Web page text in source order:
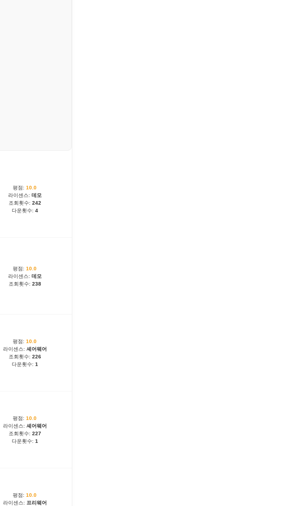
평점:10.0
라이센스: 데모
조회횟수: 242
다운횟수: 4
평점:10.0
라이센스: 데모
조회횟수: 238
평점:10.0
라이센스: 셰어웨어
조회횟수: 226
다운횟수: 1
평점:10.0
라이센스: 셰어웨어
조회횟수: 227
다운횟수: 1
평점:10.0
라이센스: 프리웨어